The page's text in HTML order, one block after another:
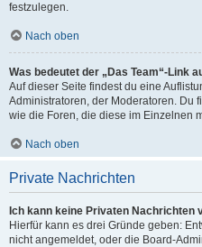
festzulegen.
Nach oben
Was bedeutet der „Das Team“-Link
Auf dieser Seite findest du eine
Administratoren, der Moderatoren. Du
wie die Foren, die diese im Einzelnen
Nach oben
Private Nachrichten
Ich kann keine Privaten Nachrichten
Hierfür kann es drei Gründe geben:
nicht angemeldet, oder die Board-